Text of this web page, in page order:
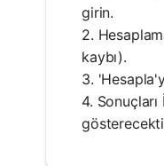
girin.
2.
kaybı).
3.
4.